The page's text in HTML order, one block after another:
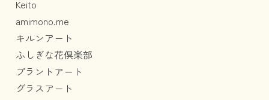
Keito
amimono.me
キルンアート
ふしぎな花倶楽部
プラントアート
グラスアート